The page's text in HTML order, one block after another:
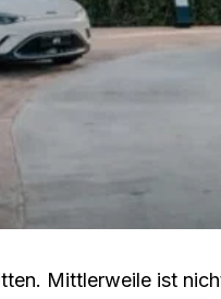
Mittlerweile ist